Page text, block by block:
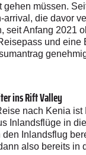
gehen müssen.
die davor
seit Anfang 2021
und
ins Rift Valley
nach Kenia
Inlandsflüge in
Inlandsflug
also bereits